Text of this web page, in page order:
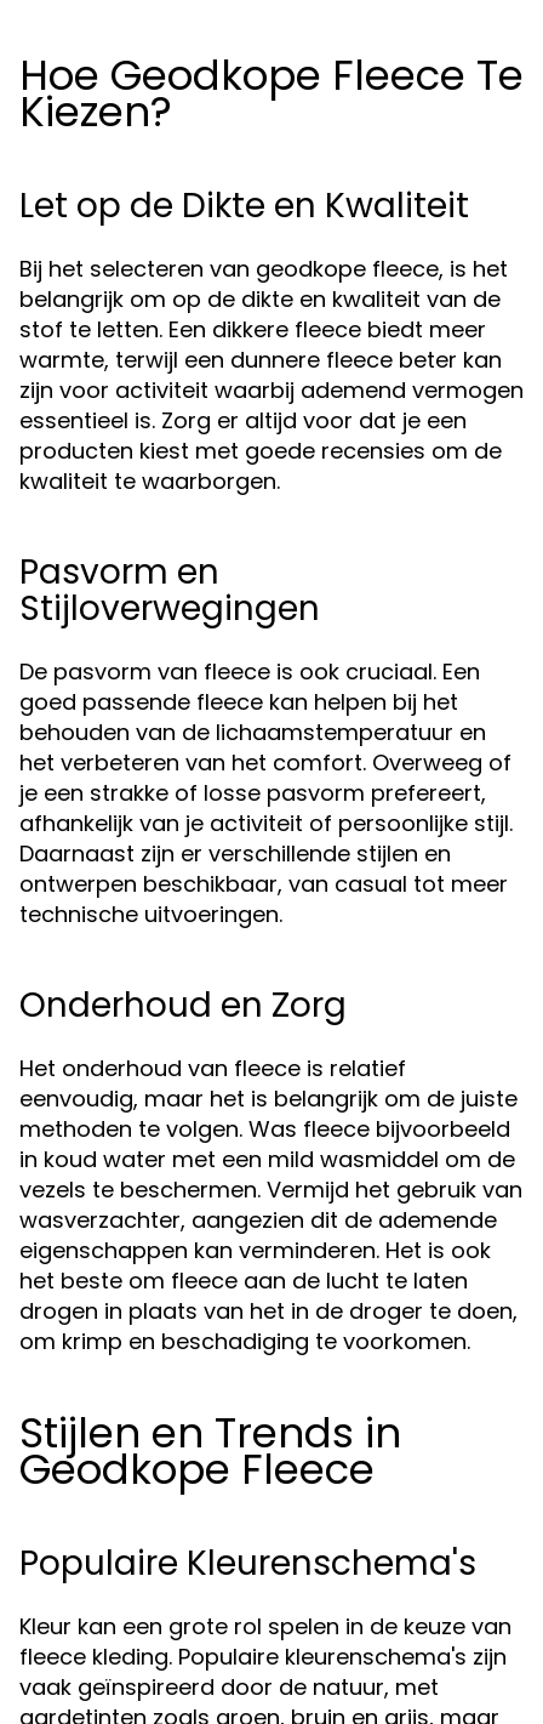
Hoe Geodkope Fleece Te
Kiezen?
Let op de Dikte en Kwaliteit
Bij het selecteren van geodkope fleece, is het
belangrijk om op de dikte en kwaliteit van de
stof te letten. Een dikkere fleece biedt meer
warmte, terwijl een dunnere fleece beter kan
zijn voor activiteit waarbij ademend vermogen
essentieel is. Zorg er altijd voor dat je een
producten kiest met goede recensies om de
kwaliteit te waarborgen.
Pasvorm en
Stijloverwegingen
De pasvorm van fleece is ook cruciaal. Een
goed passende fleece kan helpen bij het
behouden van de lichaamstemperatuur en
het verbeteren van het comfort. Overweeg of
je een strakke of losse pasvorm prefereert,
afhankelijk van je activiteit of persoonlijke stijl.
Daarnaast zijn er verschillende stijlen en
ontwerpen beschikbaar, van casual tot meer
technische uitvoeringen.
Onderhoud en Zorg
Het onderhoud van fleece is relatief
eenvoudig, maar het is belangrijk om de juiste
methoden te volgen. Was fleece bijvoorbeeld
in koud water met een mild wasmiddel om de
vezels te beschermen. Vermijd het gebruik van
wasverzachter, aangezien dit de ademende
eigenschappen kan verminderen. Het is ook
het beste om fleece aan de lucht te laten
drogen in plaats van het in de droger te doen,
om krimp en beschadiging te voorkomen.
Stijlen en Trends in
Geodkope Fleece
Populaire Kleurenschema's
Kleur kan een grote rol spelen in de keuze van
fleece kleding. Populaire kleurenschema's zijn
vaak geïnspireerd door de natuur, met
aardetinten zoals groen, bruin en grijs, maar